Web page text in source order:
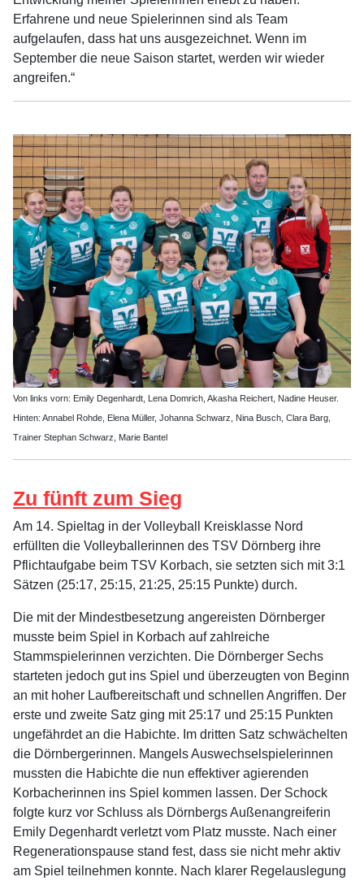
Erfahrene und neue Spielerinnen sind als Team
aufgelaufen, dass hat uns ausgezeichnet. Wenn im
September die neue Saison startet, werden wir wieder
angreifen.“
Von links vorn: Emily Degenhardt, Lena Domrich, Akasha Reichert, Nadine Heuser.
Hinten: Annabel Rohde, Elena Müller, Johanna Schwarz, Nina Busch, Clara Barg,
Trainer Stephan Schwarz, Marie Bantel
Zu fünft zum Sieg
Am 14. Spieltag in der Volleyball Kreisklasse Nord
erfüllten die Volleyballerinnen des TSV Dörnberg ihre
Pflichtaufgabe beim TSV Korbach, sie setzten sich mit 3:1
Sätzen (25:17, 25:15, 21:25, 25:15 Punkte) durch.
Die mit der Mindestbesetzung angereisten Dörnberger
musste beim Spiel in Korbach auf zahlreiche
Stammspielerinnen verzichten. Die Dörnberger Sechs
starteten jedoch gut ins Spiel und überzeugten von Beginn
an mit hoher Laufbereitschaft und schnellen Angriffen. Der
erste und zweite Satz ging mit 25:17 und 25:15 Punkten
ungefährdet an die Habichte. Im dritten Satz schwächelten
die Dörnbergerinnen. Mangels Auswechselspielerinnen
mussten die Habichte die nun effektiver agierenden
Korbacherinnen ins Spiel kommen lassen. Der Schock
folgte kurz vor Schluss als Dörnbergs Außenangreiferin
Emily Degenhardt verletzt vom Platz musste. Nach einer
Regenerationspause stand fest, dass sie nicht mehr aktiv
am Spiel teilnehmen konnte. Nach klarer Regelauslegung